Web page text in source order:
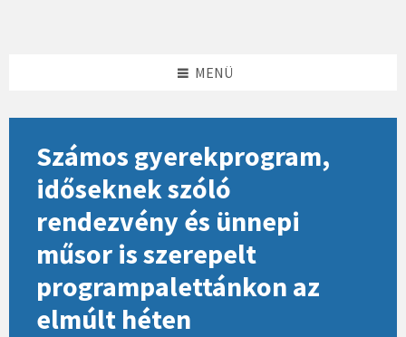
MENÜ
Számos gyerekprogram,
időseknek szóló
rendezvény és ünnepi
műsor is szerepelt
programpalettánkon az
elmúlt héten